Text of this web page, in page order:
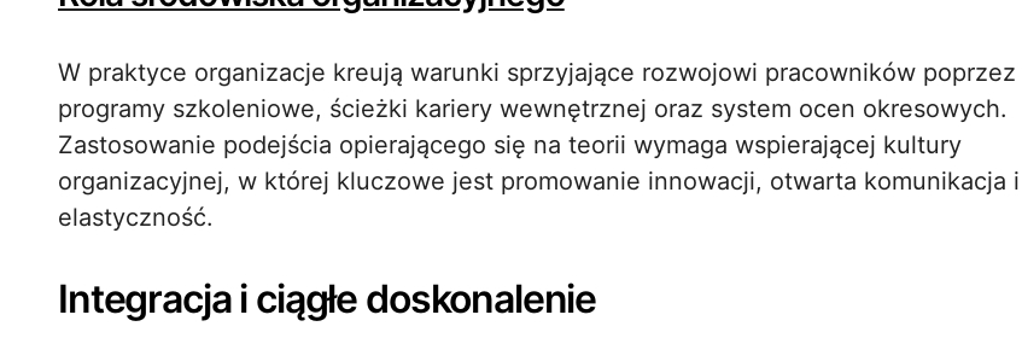
W praktyce organizacje kreują warunki sprzyjające rozwojowi pracowników poprzez
programy szkoleniowe, ścieżki kariery wewnętrznej oraz system ocen okresowych.
Zastosowanie podejścia opierającego się na teorii wymaga wspierającej kultury
organizacyjnej, w której kluczowe jest promowanie innowacji, otwarta komunikacja i
elastyczność.
Integracja i ciągłe doskonalenie